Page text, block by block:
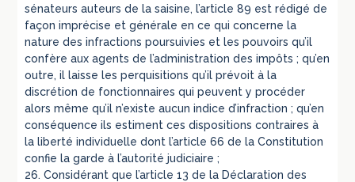
sénateurs auteurs de la saisine, l’article 89 est rédigé de
façon imprécise et générale en ce qui concerne la
nature des infractions poursuivies et les pouvoirs qu’il
confère aux agents de l’administration des impôts ; qu’en
outre, il laisse les perquisitions qu’il prévoit à la
discrétion de fonctionnaires qui peuvent y procéder
alors même qu’il n’existe aucun indice d’infraction ; qu’en
conséquence ils estiment ces dispositions contraires à
la liberté individuelle dont l’article 66 de la Constitution
confie la garde à l’autorité judiciaire ;
26. Considérant que l’article 13 de la Déclaration des